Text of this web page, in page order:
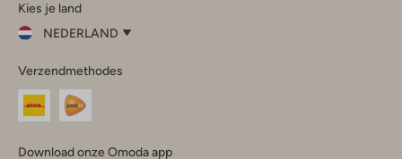
InstagramFacebook
Kies je land
NEDERLAND
je
land
Nederland
Verzendmethodes
Download onze Omoda app